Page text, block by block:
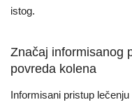
istog.
Značaj informisanog
povreda kolena
Informisani pristup lečenju